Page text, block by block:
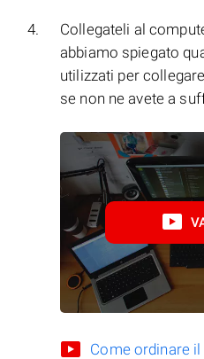
Collegateli al
abbiamo spiegato
utilizzati per
se non ne avete a
Come ordinare